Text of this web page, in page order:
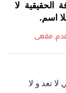
الحقيقية لا
اسم.
, مقهى
تعد و لا